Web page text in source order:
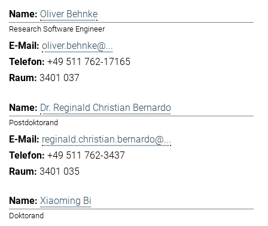
Oliver Behnke
Research Software Engineer
oliver.behnke@...
+49 511 762-17165
3401 037
Dr. Reginald Christian Bernardo
Postdoktorand
reginald.christian.bernardo@...
+49 511 762-3437
3401 035
Xiaoming Bi
Doktorand